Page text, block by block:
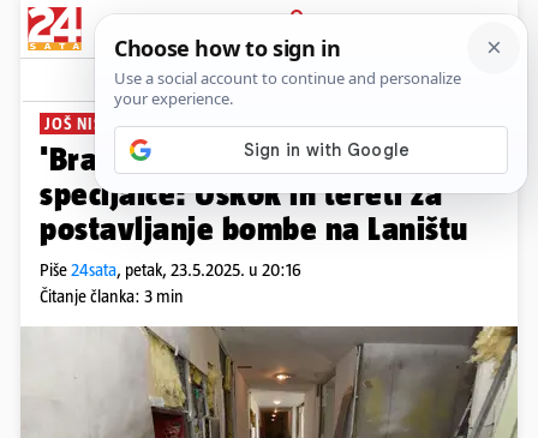
PRIJAVA
News Komentari
JOŠ NIŠTA OD OPTUŽNICE PLUS+
'Bratva' na sudu uz duge cijevi i
specijalce: Uskok ih tereti za
postavljanje bombe na Laništu
Piše24sata, petak, 23.5.2025. u 20:16
Čitanje članka: 3 min